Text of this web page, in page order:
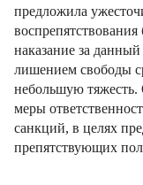
предложила
наказание за
лишением свободы
небольшую
меры
санкций, в целях
препятствующих